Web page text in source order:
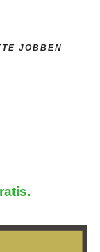
JOBBEN